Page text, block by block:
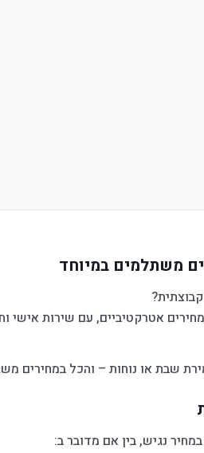
משתלמים במיוחד
אטרקטיביים, עם שירות אישי
שבת או נוחות – והכל במחירים
נגיש, בין אם מדובר ב: